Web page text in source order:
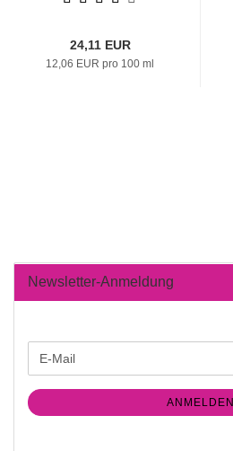
24,11 EUR
12,06 EUR pro 100 ml
Newsletter-Anmeldung
ZUR
NEWSLETTER-
ANMELDUNG
E-
Mail
ANMELDEN